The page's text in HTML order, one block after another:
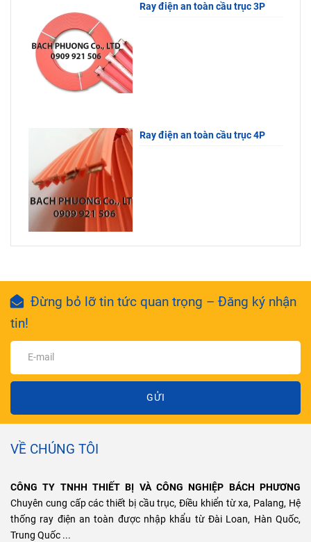
Ray điện an toàn cầu trục 3P
Ray điện an toàn cầu trục 4P
Đừng bỏ lỡ tin tức quan trọng – Đăng ký nhận
tin!
GỬI
VỀ CHÚNG TÔI
CÔNG TY TNHH THIẾT BỊ VÀ CÔNG NGHIỆP BÁCH PHƯƠNG
Chuyên cung cấp các thiết bị cầu trục, Điều khiển từ xa, Palang, Hệ
thống ray điện an toàn được nhập khẩu từ Đài Loan, Hàn Quốc,
Trung Quốc ...